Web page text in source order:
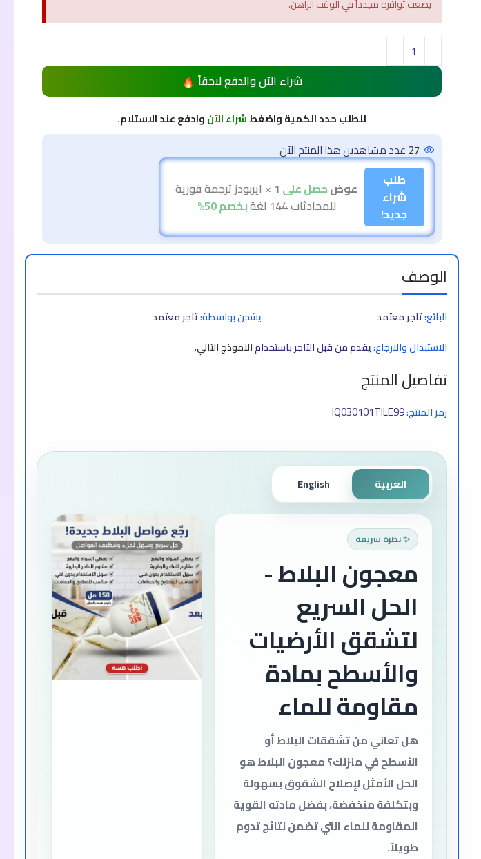
يصعب توافره مجدداً في الوقت الراهن.
شراء الآن والدفع لاحقاً
للطلب حدد الكمية واضغطشراء الآنوادفع عند الاستلام.
27 عدد مشاهدين هذا المنتج الآن
طلب
شراء
جديد!
عوضحصل على 1 × ايربودز ترجمة فورية
للمحادثات 144 لغة
بخصم 50%
الوصف
البائع:تاجر معتمد يشحن بواسطة:تاجر معتمد
الاستبدال والارجاع:يقدم من قبل التاجر باستخدامالنموذج التالي.
تفاصيل المنتج
رمز المنتج:IQ030101TILE99
العربية English
✨ نظرة سريعة
معجون البلاط -
الحل السريع
لتشقق الأرضيات
والأسطح بمادة
مقاومة للماء
هل تعاني من تشققات البلاط أو
الأسطح في منزلك؟ معجون البلاط هو
الحل الأمثل لإصلاح الشقوق بسهولة
وبتكلفة منخفضة، بفضل مادته القوية
المقاومة للماء التي تضمن نتائج تدوم
طويلاً.